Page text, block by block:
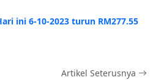
ini 6-10-2023 turun RM277.55
Artikel Seterusnya